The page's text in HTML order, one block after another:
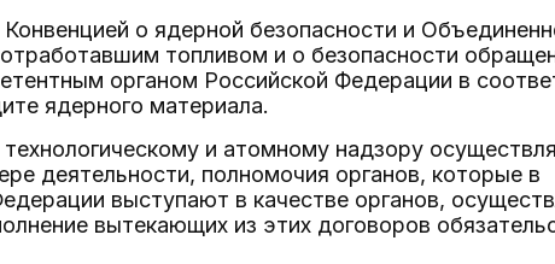
о ядерной безопасности и
топливом и о безопасности
органом Российской Федерации в
ядерного материала.
и атомному надзору
деятельности, полномочия органов, которые в
выступают в качестве органов,
вытекающих из этих договоров